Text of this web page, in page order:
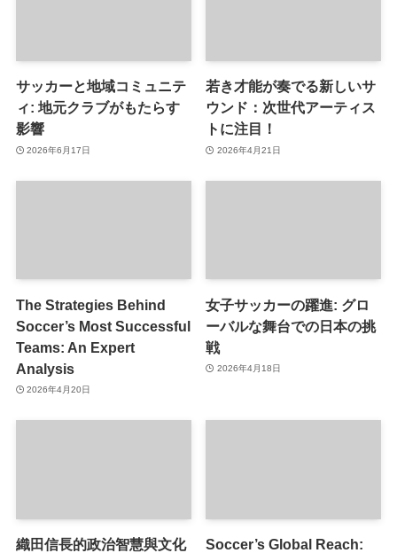
サッカーと地域コミュニテ
ィ: 地元クラブがもたらす
影響
2026年6月17日
若き才能が奏でる新しいサ
ウンド：次世代アーティス
トに注目！
2026年4月21日
The Strategies Behind
Soccer’s Most Successful
Teams: An Expert
Analysis
2026年4月20日
女子サッカーの躍進: グロ
ーバルな舞台での日本の挑
戦
2026年4月18日
織田信長的政治智慧與文化
Soccer’s Global Reach: